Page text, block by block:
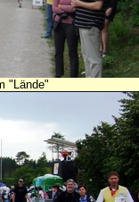
"Lände"